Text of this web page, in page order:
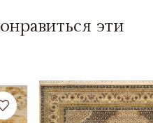
эти